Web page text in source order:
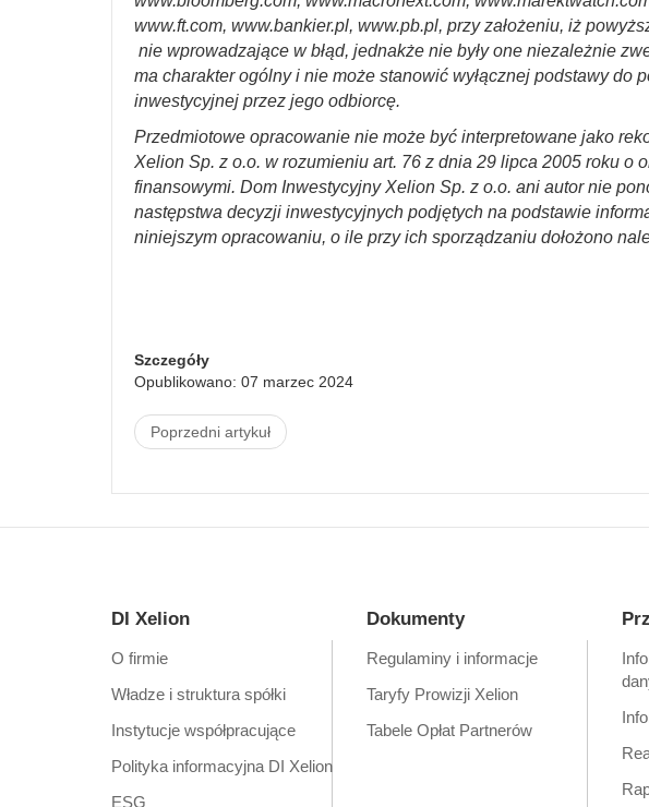
www.ft.com, www.bankier.pl, www.pb.pl, przy założeniu, iż
nie wprowadzające w błąd, jednakże nie były one niezależnie
ma charakter ogólny i nie może stanowić wyłącznej podstawy do
inwestycyjnej przez jego odbiorcę.
Przedmiotowe opracowanie nie może być interpretowane jako
Xelion Sp. z o.o. w rozumieniu art. 76 z dnia 29 lipca 2005 roku o
finansowymi. Dom Inwestycyjny Xelion Sp. z o.o. ani autor nie
następstwa decyzji inwestycyjnych podjętych na podstawie
niniejszym opracowaniu, o ile przy ich sporządzaniu dołożono
Szczegóły
Opublikowano: 07 marzec 2024
Poprzedni artykuł
DI Xelion
O firmie
Władze i struktura spółki
Instytucje współpracujące
Polityka informacyjna DI Xelion
ESG
Dokumenty
Regulaminy i informacje
Taryfy Prowizji Xelion
Tabele Opłat Partnerów